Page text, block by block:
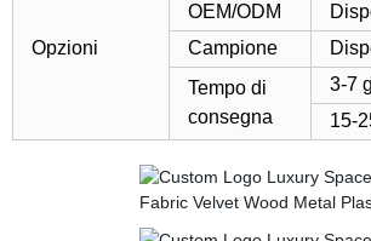
Opzioni
OEM/ODM
Campione
Tempo di
consegna
3-7
15-